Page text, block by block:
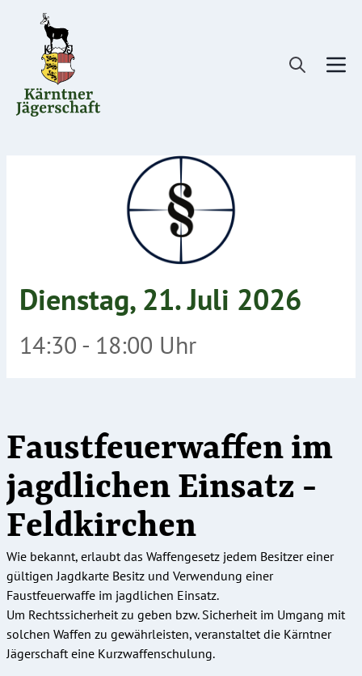
Dienstag, 21. Juli 2026
14:30 - 18:00 Uhr
Faustfeuerwaffen im
jagdlichen Einsatz -
Feldkirchen
Wie bekannt, erlaubt das Waffengesetz jedem Besitzer einer
gültigen Jagdkarte Besitz und Verwendung einer
Faustfeuerwaffe im jagdlichen Einsatz.
Um Rechtssicherheit zu geben bzw. Sicherheit im Umgang mit
solchen Waffen zu gewährleisten, veranstaltet die Kärntner
Jägerschaft eine Kurzwaffenschulung.